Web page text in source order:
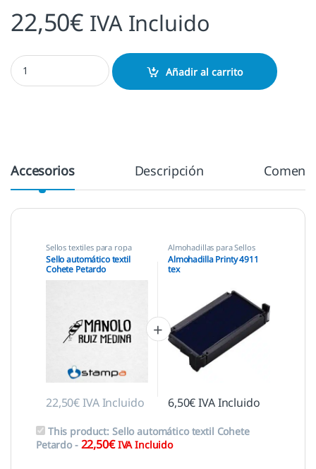
22,50€ IVA Incluido
Sello automático textil Cohete Petardo cantidad
Añadir al carrito
Accesorios Descripción
Sellos textiles para ropa
Sello automático textil
Cohete Petardo
22,50€IVA Incluido
Almohadillas para Sellos
Automáticos ,Almohadillas
Trodat,Sellos textiles para
ropa
Almohadilla Printy 4911
tex
6,50€IVA Incluido
This product: Sello automático textil Cohete
Petardo- 22,50€ IVA Incluido